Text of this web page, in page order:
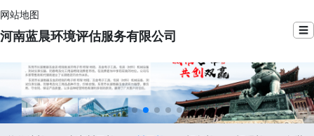
网站地图
河南蓝晨环境评估服务有限公司 ☰